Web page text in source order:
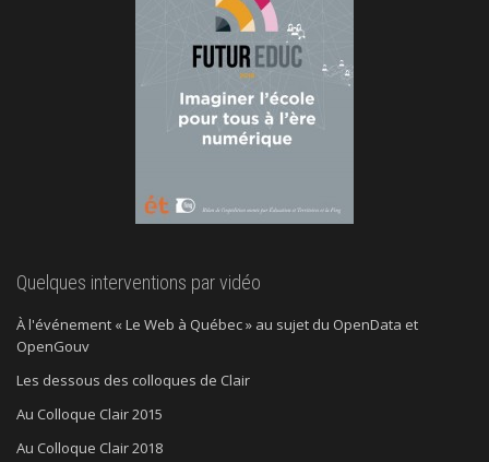
Quelques interventions par vidéo
À l'événement « Le Web à Québec » au sujet du OpenData et
OpenGouv
Les dessous des colloques de Clair
Au Colloque Clair 2015
Au Colloque Clair 2018